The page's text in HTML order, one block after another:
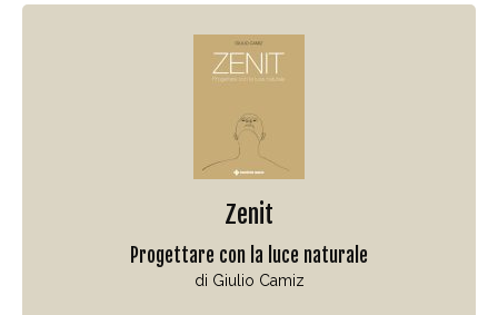
Zenit
Progettare con la luce naturale
di Giulio Camiz